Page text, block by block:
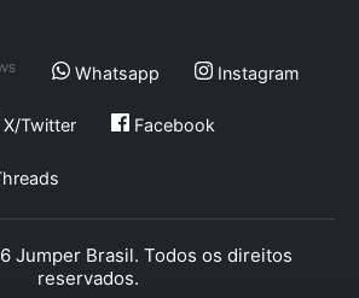
Whatsapp Instagram
X/Twitter Facebook
Jumper Brasil. Todos os direitos
reservados.